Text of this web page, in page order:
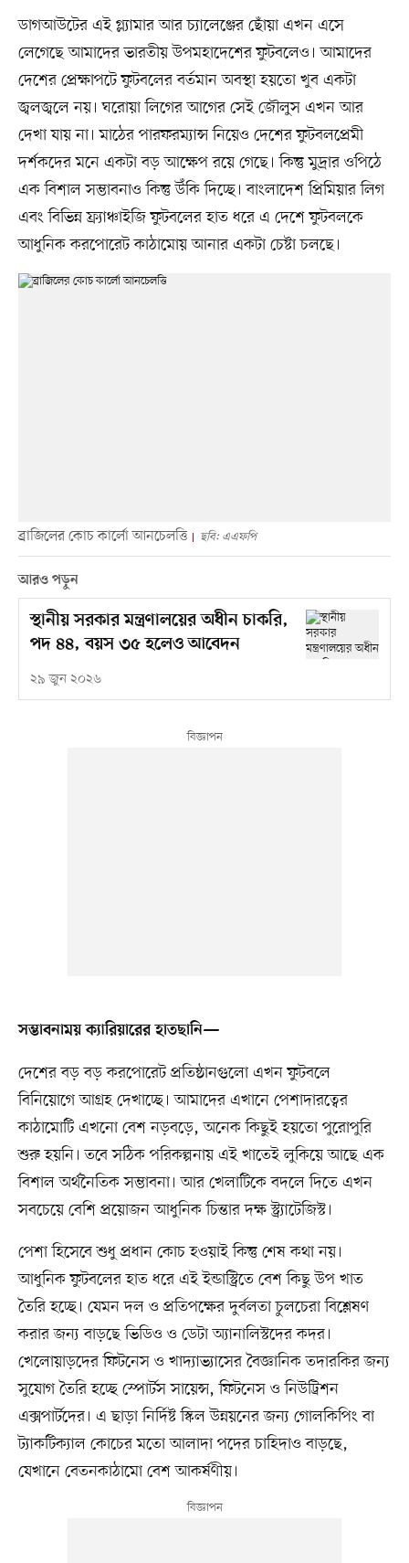
ডাগআউটের এই গ্ল্যামার আর চ্যালেঞ্জের ছোঁয়া এখন এসে
লেগেছে আমাদের ভারতীয় উপমহাদেশের ফুটবলেও। আমাদের
দেশের প্রেক্ষাপটে ফুটবলের বর্তমান অবস্থা হয়তো খুব একটা
জ্বলজ্বলে নয়। ঘরোয়া লিগের আগের সেই জৌলুস এখন আর
দেখা যায় না। মাঠের পারফরম্যান্স নিয়েও দেশের ফুটবলপ্রেমী
দর্শকদের মনে একটা বড় আক্ষেপ রয়ে গেছে। কিন্তু মুদ্রার ওপিঠে
এক বিশাল সম্ভাবনাও কিন্তু উঁকি দিচ্ছে। বাংলাদেশ প্রিমিয়ার লিগ
এবং বিভিন্ন ফ্র্যাঞ্চাইজি ফুটবলের হাত ধরে এ দেশে ফুটবলকে
আধুনিক করপোরেট কাঠামোয় আনার একটা চেষ্টা চলছে।
ব্রাজিলের কোচ কার্লো আনচেলত্তি ছবি: এএফপি
আরও পড়ুন
স্থানীয় সরকার মন্ত্রণালয়ের অধীন চাকরি,
পদ ৪৪, বয়স ৩৫ হলেও আবেদন
২৯ জুন ২০২৬
সম্ভাবনাময় ক্যারিয়ারের হাতছানি—
দেশের বড় বড় করপোরেট প্রতিষ্ঠানগুলো এখন ফুটবলে
বিনিয়োগে আগ্রহ দেখাচ্ছে। আমাদের এখানে পেশাদারত্বের
কাঠামোটি এখনো বেশ নড়বড়ে, অনেক কিছুই হয়তো পুরোপুরি
শুরু হয়নি। তবে সঠিক পরিকল্পনায় এই খাতেই লুকিয়ে আছে এক
বিশাল অর্থনৈতিক সম্ভাবনা। আর খেলাটিকে বদলে দিতে এখন
সবচেয়ে বেশি প্রয়োজন আধুনিক চিন্তার দক্ষ স্ট্র্যাটেজিস্ট।
পেশা হিসেবে শুধু প্রধান কোচ হওয়াই কিন্তু শেষ কথা নয়।
আধুনিক ফুটবলের হাত ধরে এই ইন্ডাস্ট্রিতে বেশ কিছু উপ খাত
তৈরি হচ্ছে। যেমন দল ও প্রতিপক্ষের দুর্বলতা চুলচেরা বিশ্লেষণ
করার জন্য বাড়ছে ভিডিও ও ডেটা অ্যানালিস্টদের কদর।
খেলোয়াড়দের ফিটনেস ও খাদ্যাভ্যাসের বৈজ্ঞানিক তদারকির জন্য
সুযোগ তৈরি হচ্ছে স্পোর্টস সায়েন্স, ফিটনেস ও নিউট্রিশন
এক্সপার্টদের। এ ছাড়া নির্দিষ্ট স্কিল উন্নয়নের জন্য গোলকিপিং বা
ট্যাকটিক্যাল কোচের মতো আলাদা পদের চাহিদাও বাড়ছে,
যেখানে বেতনকাঠামো বেশ আকর্ষণীয়।